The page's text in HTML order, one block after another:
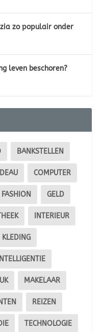
zo populair onder
leven beschoren?
BANKSTELLEN
COMPUTER
FASHION GELD
INTERIEUR
KLEDING
MAKELAAR
REIZEN
TECHNOLOGIE